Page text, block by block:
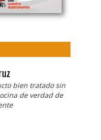
bien tratado sin
de verdad de